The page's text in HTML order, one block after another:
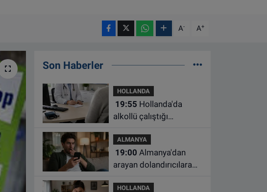
A- A+
Son Haberler
HOLLANDA
19:55
alkollü çalıştığı
çalışma yasağı
ALMANYA
19:00
arayan dolandırıcılara
HOLLANDA